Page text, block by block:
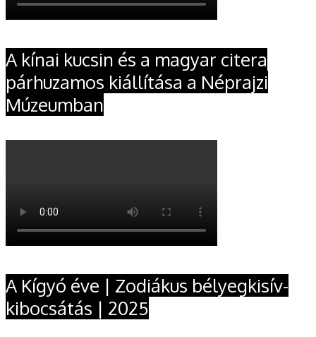
A kínai kucsin és a magyar citera
párhuzamos kiállítása a Néprajzi
Múzeumban
A Kígyó éve | Zodiákus bélyegkisív-
kibocsátás | 2025